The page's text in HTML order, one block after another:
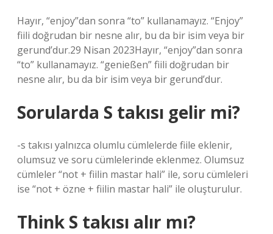
Hayır, “enjoy”dan sonra “to” kullanamayız. “Enjoy”
fiili doğrudan bir nesne alır, bu da bir isim veya bir
gerund’dur.29 Nisan 2023Hayır, “enjoy”dan sonra
“to” kullanamayız. “genießen” fiili doğrudan bir
nesne alır, bu da bir isim veya bir gerund’dur.
Sorularda S takısı gelir mi?
-s takısı yalnızca olumlu cümlelerde fiile eklenir,
olumsuz ve soru cümlelerinde eklenmez. Olumsuz
cümleler “not + fiilin mastar hali” ile, soru cümleleri
ise “not + özne + fiilin mastar hali” ile oluşturulur.
Think S takısı alır mı?